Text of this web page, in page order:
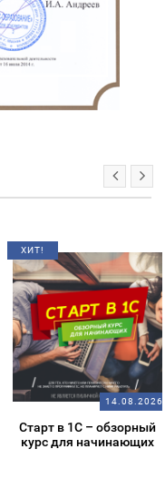
14.08.2026
Старт в 1С – обзорный
курс для начинающих